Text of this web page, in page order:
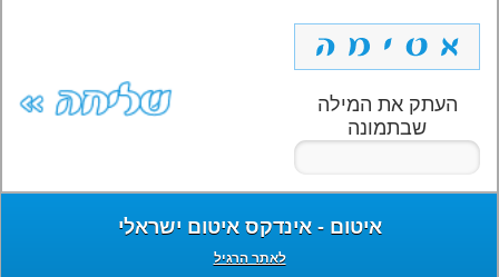
העתק את המילה
שבתמונה
איטום - אינדקס איטום ישראלי
לאתר הרגיל